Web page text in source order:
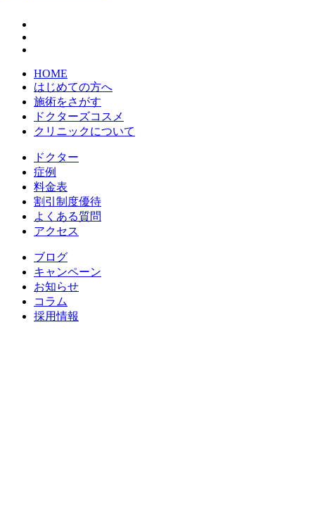
HOME
はじめての方へ
施術をさがす
ドクターズコスメ
クリニックについて
ドクター
症例
料金表
割引制度優待
よくある質問
アクセス
ブログ
キャンペーン
お知らせ
コラム
採用情報